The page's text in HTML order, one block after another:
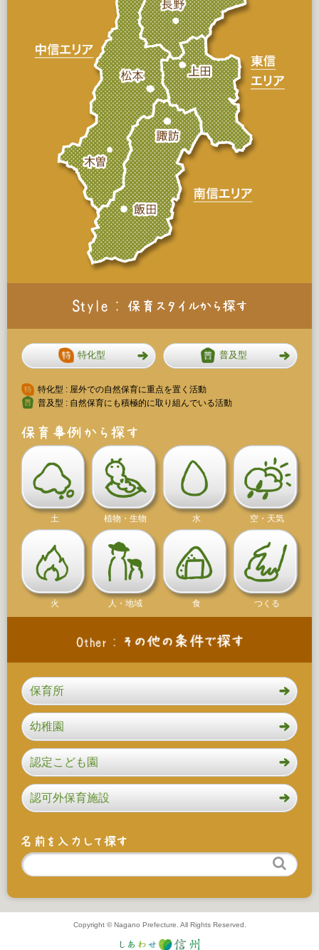
特化型 普及型
特化型 : 屋外での自然保育に重点を置く活動
普及型 : 自然保育にも積極的に取り組んでいる活動
土 植物・生物 水 空・天気
火 人・地域 食 つくる
保育所
幼稚園
認定こども園
認可外保育施設
Copyright © Nagano Prefecture. All Rights Reserved.